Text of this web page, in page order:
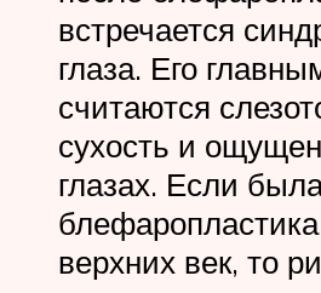
встречается
глаза. Его
считаются
сухость и
глазах. Если
верхних век, то